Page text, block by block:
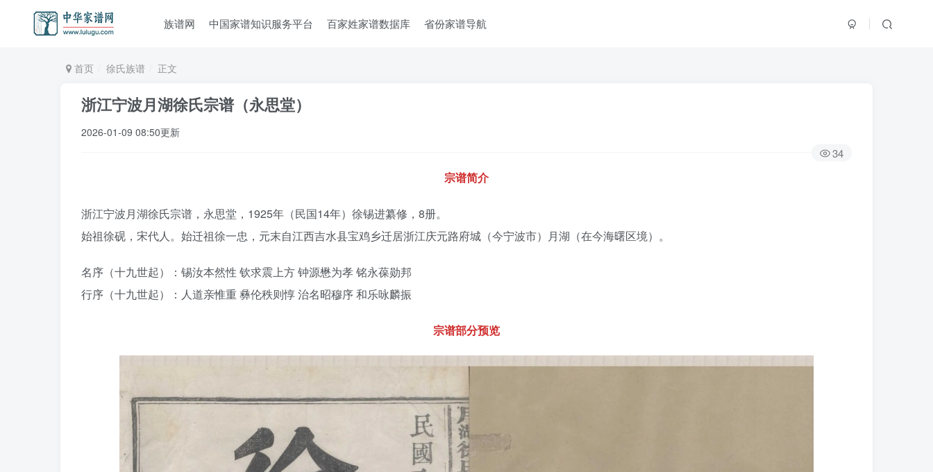
族谱网 中国家谱知识服务平台 百家姓家谱数据库 省份家谱导航
首页 徐氏族谱 正文
浙江宁波月湖徐氏宗谱（永思堂）
2026-01-09 08:50更新
34
宗谱简介
浙江宁波月湖徐氏宗谱，永思堂，1925年（民国14年）徐锡进纂修，8册。
始祖徐砚，宋代人。始迁祖徐一忠，元末自江西吉水县宝鸡乡迁居浙江庆元路府城（今宁波市）月湖（在今海曙区境）。
名序（十九世起）：锡汝本然性 钦求震上方 钟源懋为孝 铭永葆勋邦
行序（十九世起）：人道亲惟重 彝伦秩则惇 治名昭穆序 和乐咏麟振
宗谱部分预览